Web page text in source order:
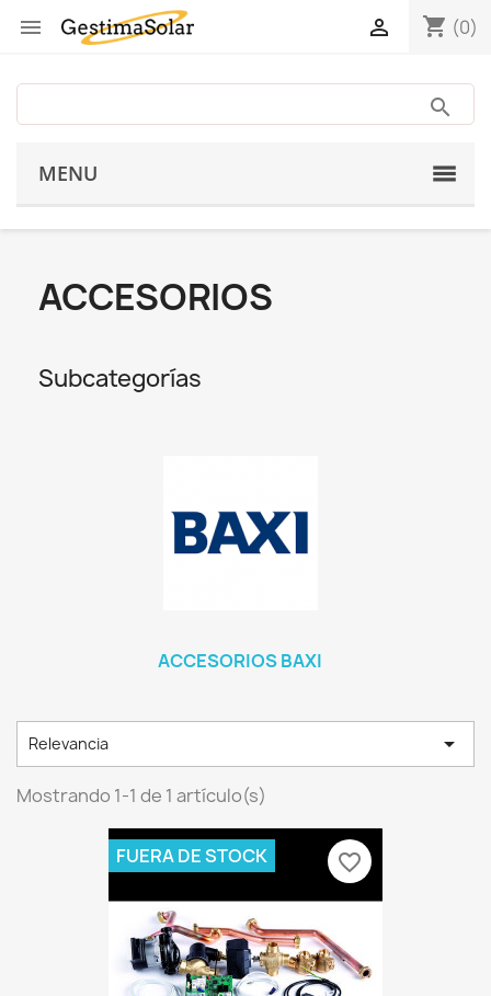
 shopping_cart (0)

MENU
ACCESORIOS
Subcategorías
ACCESORIOS BAXI
Relevancia 
Mostrando 1-1 de 1 artículo(s)
FUERA DE STOCK favorite_border